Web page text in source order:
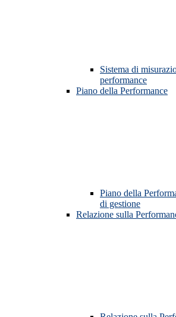
Sistema di
performance
Piano della Performance
Piano della
di gestione
Relazione sulla